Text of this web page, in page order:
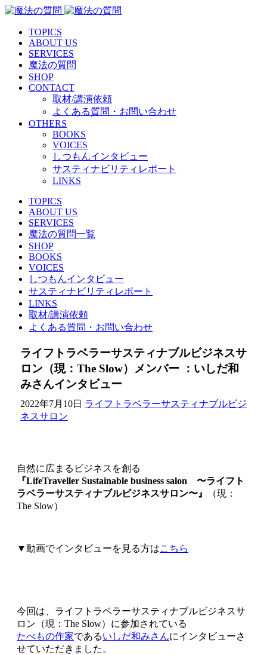
TOPICS
ABOUT US
SERVICES
魔法の質問
SHOP
CONTACT
取材/講演依頼
よくある質問・お問い合わせ
OTHERS
BOOKS
VOICES
しつもんインタビュー
サスティナビリティレポート
LINKS
TOPICS
ABOUT US
SERVICES
魔法の質問一覧
SHOP
BOOKS
VOICES
しつもんインタビュー
サスティナビリティレポート
LINKS
取材/講演依頼
よくある質問・お問い合わせ
ライフトラベラーサスティナブルビジネスサ
ロン（現：The Slow）メンバー ：いしだ和
みさんインタビュー
2022年7月10日 ライフトラベラーサスティナブルビジ
ネスサロン
自然に広まるビジネスを創る
『LifeTraveller Sustainable business salon 〜ライフト
ラベラーサスティナブルビジネスサロン〜』
（現：
The Slow）
▼動画でインタビューを見る方はこちら
今回は、ライフトラベラーサスティナブルビジネスサ
ロン（現：The Slow）に参加されている
たべもの作家であるいしだ和みさんにインタビューさ
せていただきました。